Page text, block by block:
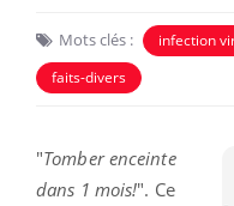
Mots clés : infection
faits-divers
"Tomber enceinte
dans 1 mois!". Ce